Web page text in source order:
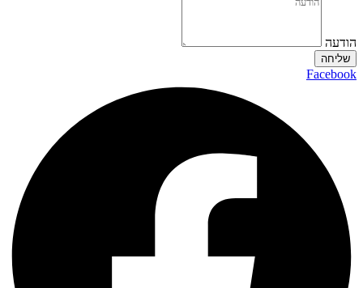
הודעה
שליחה
Facebook